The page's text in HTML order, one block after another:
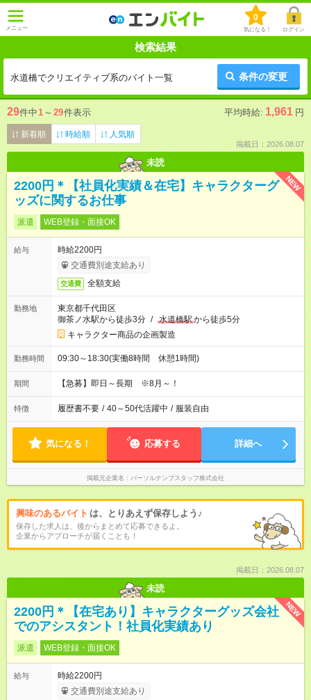
メニュー
0
気になる！ ログイン
検索結果
水道橋でクリエイティブ系のバイト一覧 条件の変更
29件中1 ～ 29件表示 平均時給: 1,961 円
新着順 時給順 人気順
掲載日：2026.08.07
未読
NEW
2200円＊【社員化実績＆在宅】キャラクターグ
ッズに関するお仕事
派遣 WEB登録・面接OK
給与
時給2200円
交通費別途支給あり
交通費 全額支給
勤務地
東京都千代田区
御茶ノ水駅から徒歩3分 / 水道橋駅から徒歩5分
キャラクター商品の企画製造
勤務時間 09:30～18:30(実働8時間 休憩1時間)
期間 【急募】即日～長期 ※8月～！
特徴 履歴書不要 / 40～50代活躍中 / 服装自由
気になる！ 応募する 詳細へ
掲載元企業名 パーソルテンプスタッフ株式会社
興味のあるバイト は、とりあえず保存しよう♪
保存した求人は、後からまとめて応募できるよ。
企業からアプローチが届くことも！
掲載日：2026.08.07
未読
NEW
2200円＊【在宅あり】キャラクターグッズ会社
でのアシスタント！社員化実績あり
派遣 WEB登録・面接OK
給与
時給2200円
交通費別途支給あり